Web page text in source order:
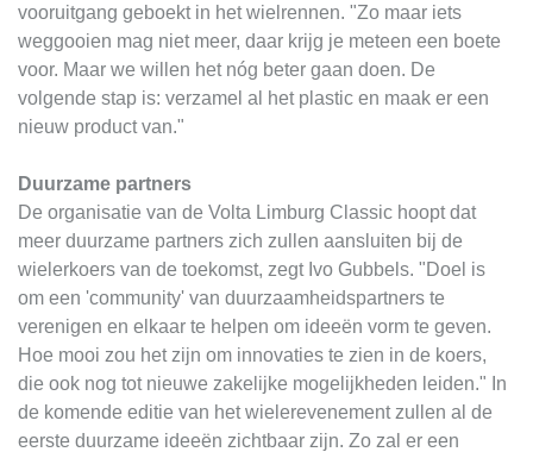
vooruitgang geboekt in het wielrennen. "Zo maar iets
weggooien mag niet meer, daar krijg je meteen een boete
voor. Maar we willen het nóg beter gaan doen. De
volgende stap is: verzamel al het plastic en maak er een
nieuw product van."
Duurzame partners
De organisatie van de Volta Limburg Classic hoopt dat
meer duurzame partners zich zullen aansluiten bij de
wielerkoers van de toekomst, zegt Ivo Gubbels. "Doel is
om een 'community' van duurzaamheidspartners te
verenigen en elkaar te helpen om ideeën vorm te geven.
Hoe mooi zou het zijn om innovaties te zien in de koers,
die ook nog tot nieuwe zakelijke mogelijkheden leiden." In
de komende editie van het wielerevenement zullen al de
eerste duurzame ideeën zichtbaar zijn. Zo zal er een